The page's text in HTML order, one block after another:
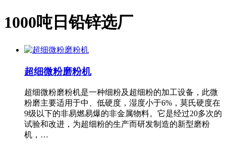
1000吨日铅锌选厂
超细微粉磨粉机
超细微粉磨粉机是一种细粉及超细粉的加工设备，此微
粉磨主要适用于中、低硬度，湿度小于6%，莫氏硬度在
9级以下的非易燃易爆的非金属物料。它是经过20多次的
试验和改进，为超细粉的生产而研发制造的新型磨粉
机，…